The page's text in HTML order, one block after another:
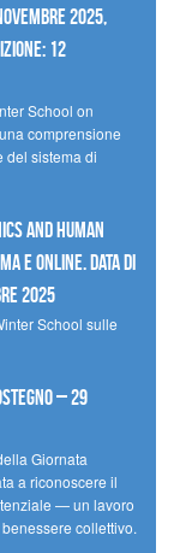
2025,
12
School on
comprensione
del sistema di
and Human
e online. Data di
2025
School sulle
– 29
Giornata
a riconoscere il
— un lavoro
collettivo.